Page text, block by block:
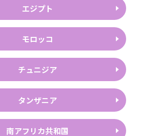
エジプト
モロッコ
チュニジア
タンザニア
南アフリカ共和国